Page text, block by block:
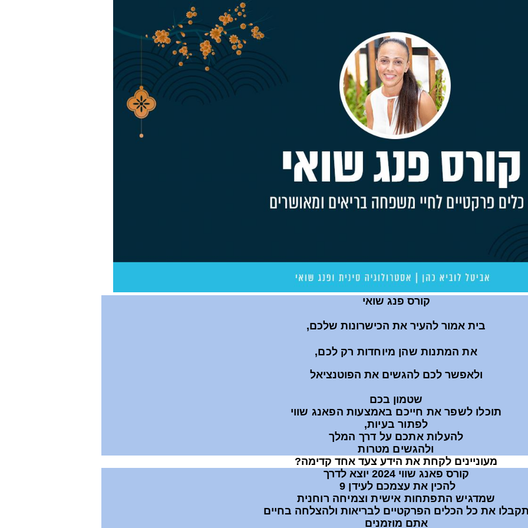
קורס פנג שואי
בית אמור להעיר את הכישרונות שלכם,
את המתנות שהן מיוחדות רק לכם,
ולאפשר לכם להגשים את הפוטנציאל
שטמון בכם
תוכלו לשפר את חייכם באמצעות הפאנג שווי
לפתור בעיות,
להעלות אתכם על דרך המלך
ולהגשים מטרות
מעוניינים לקחת את הידע צעד אחד קדימה?
קורס פאנג שווי 2024 יוצא לדרך
להכין את עצמכם לעידן 9
שמדגיש התפתחות אישית וצמיחה רוחנית
את כל הכלים הפרקטיים לבריאות ולהצלחה בחיים
אתם מוזמנים